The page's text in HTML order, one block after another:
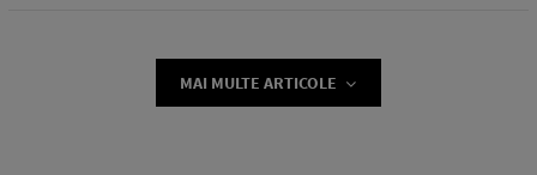
MAI MULTE ARTICOLE